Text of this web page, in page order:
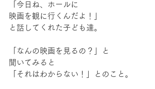
「今日ね、ホールに
映画を観に行くんだよ！」
と話してくれた子ども達。
「なんの映画を見るの？」と
聞いてみると
「それはわからない！」とのこと。